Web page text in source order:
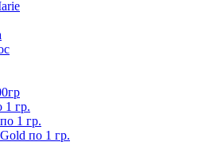
1 гр.
1 гр.
по 1 гр.